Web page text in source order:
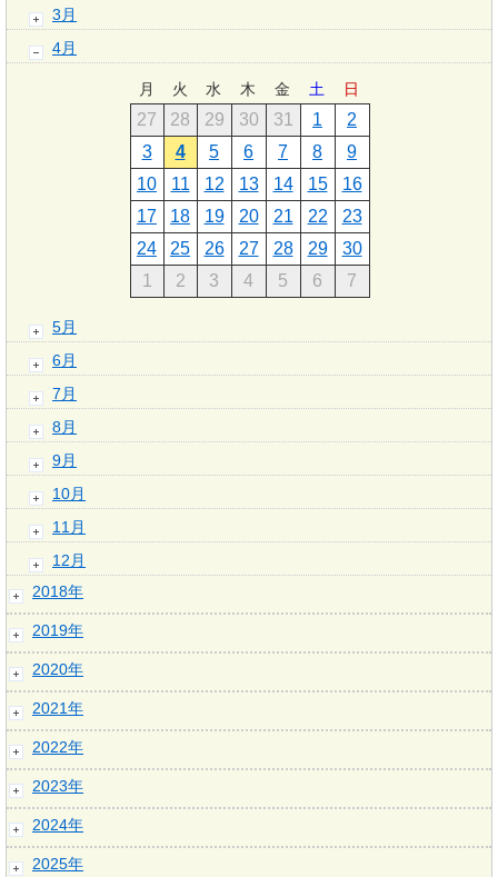
3月
4月
月 火 水 木 金 土 日
27 28 29 30 31 1
2
3
4 5 6 7 8
9
10
11 12 13 14 15
16
17
18 19 20 21 22
23
24
25 26 27 28 29
30
1
2 3 4 5 6 7
5月
6月
7月
8月
9月
10月
11月
12月
2018年
2019年
2020年
2021年
2022年
2023年
2024年
2025年